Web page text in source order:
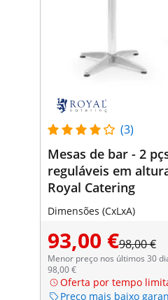
(3)
Mesas de bar - 2
reguláveis em
Royal Catering
Dimensões (CxLxA)
93,00 €98,00 €
Menor preço nos últimos 30
98,00 €
Oferta por tempo
Preço mais baixo